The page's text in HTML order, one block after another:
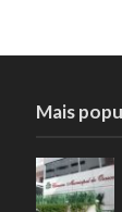
Mais